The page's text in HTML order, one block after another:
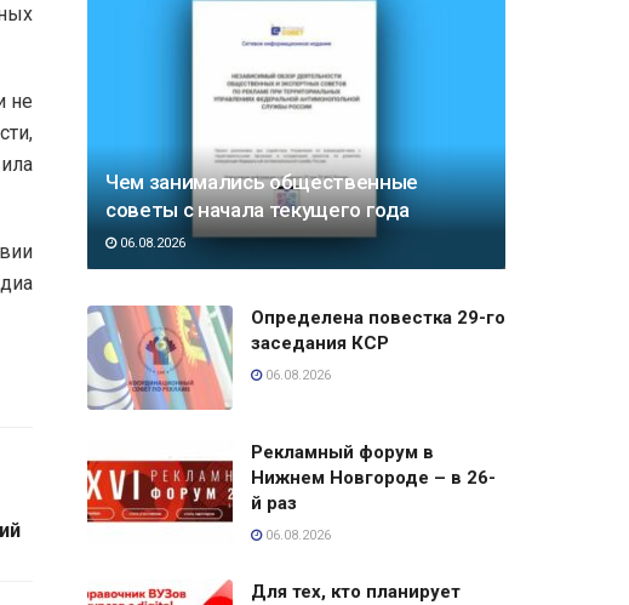
не
Чем занимались общественные
советы с начала текущего года
06.08.2026
Определена повестка 29-го
заседания КСР
06.08.2026
Рекламный форум в
Нижнем Новгороде – в 26-
й раз
06.08.2026
Для тех, кто планирует